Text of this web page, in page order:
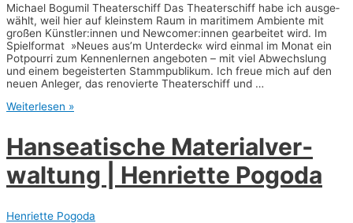
Micha­el Bogu­mil Thea­ter­schiff Das Thea­ter­schiff habe ich aus­ge­
wählt, weil hier auf kleins­tem Raum in mari­ti­mem Ambi­en­te mit
gro­ßen Künstler:innen und Newcomer:innen gear­bei­tet wird. Im
Spiel­for­mat »Neu­es aus’m Unter­deck« wird ein­mal im Monat ein
Pot­pour­ri zum Ken­nen­ler­nen ange­bo­ten – mit viel Abwechs­lung
und einem begeis­ter­ten Stamm­pu­bli­kum. Ich freue mich auf den
neu­en Anle­ger, das reno­vier­te Thea­ter­schiff und …
Thea­
Micha­
el
Bogu­
Weiterlesen »
Han­sea­ti­sche Mate­ri­al­ver­
wal­tung | Hen­ri­et­te Pogoda
Henriette Pogoda